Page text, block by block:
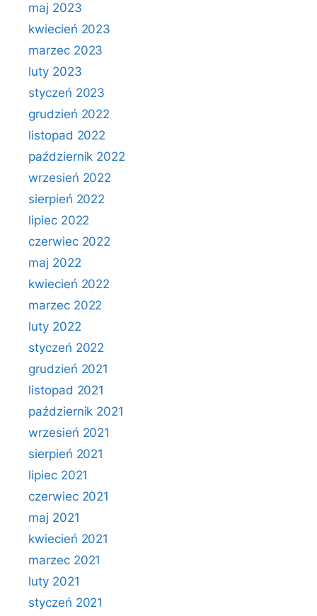
maj 2023
kwiecień 2023
marzec 2023
luty 2023
styczeń 2023
grudzień 2022
listopad 2022
październik 2022
wrzesień 2022
sierpień 2022
lipiec 2022
czerwiec 2022
maj 2022
kwiecień 2022
marzec 2022
luty 2022
styczeń 2022
grudzień 2021
listopad 2021
październik 2021
wrzesień 2021
sierpień 2021
lipiec 2021
czerwiec 2021
maj 2021
kwiecień 2021
marzec 2021
luty 2021
styczeń 2021